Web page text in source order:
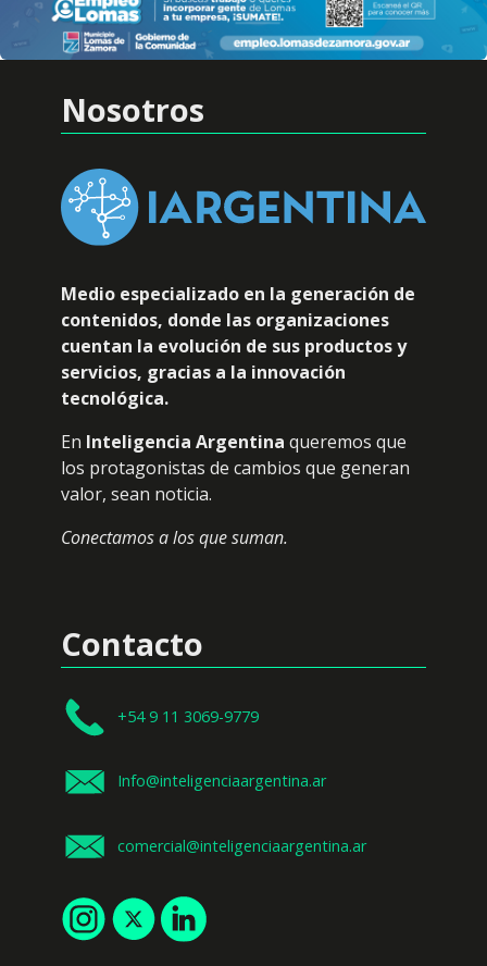
Nosotros
Medio especializado en la generación de
contenidos, donde las organizaciones
cuentan la evolución de sus productos y
servicios, gracias a la innovación
tecnológica.
En Inteligencia Argentina queremos que
los protagonistas de cambios que generan
valor, sean noticia.
Conectamos a los que suman.
Contacto
+54 9 11 3069-9779
Info@inteligenciaargentina.ar
comercial@inteligenciaargentina.ar